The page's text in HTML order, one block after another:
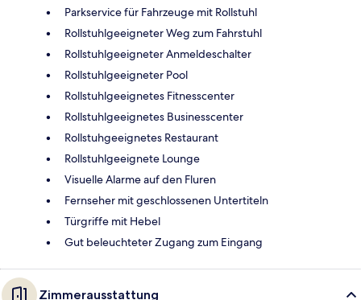
Parkservice für Fahrzeuge mit Rollstuhl
Rollstuhlgeeigneter Weg zum Fahrstuhl
Rollstuhlgeeigneter Anmeldeschalter
Rollstuhlgeeigneter Pool
Rollstuhlgeeignetes Fitnesscenter
Rollstuhlgeeignetes Businesscenter
Rollstuhgeeignetes Restaurant
Rollstuhlgeeignete Lounge
Visuelle Alarme auf den Fluren
Fernseher mit geschlossenen Untertiteln
Türgriffe mit Hebel
Gut beleuchteter Zugang zum Eingang
Zimmerausstattung